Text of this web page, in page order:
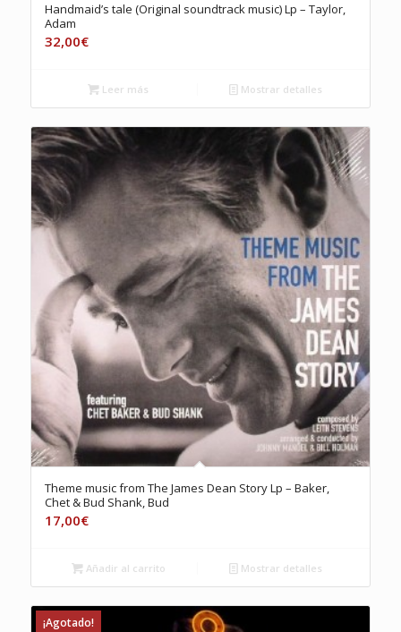
Handmaid’s tale (Original soundtrack music) Lp – Taylor,
Adam
32,00€
Leer más Mostrar detalles
Theme music from The James Dean Story Lp – Baker,
Chet & Bud Shank, Bud
17,00€
Añadir al carrito Mostrar detalles
¡Agotado!